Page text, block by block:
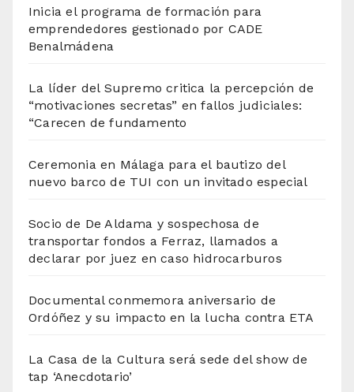
Inicia el programa de formación para
emprendedores gestionado por CADE
Benalmádena
La líder del Supremo critica la percepción de
“motivaciones secretas” en fallos judiciales:
“Carecen de fundamento
Ceremonia en Málaga para el bautizo del
nuevo barco de TUI con un invitado especial
Socio de De Aldama y sospechosa de
transportar fondos a Ferraz, llamados a
declarar por juez en caso hidrocarburos
Documental conmemora aniversario de
Ordóñez y su impacto en la lucha contra ETA
La Casa de la Cultura será sede del show de
tap ‘Anecdotario’